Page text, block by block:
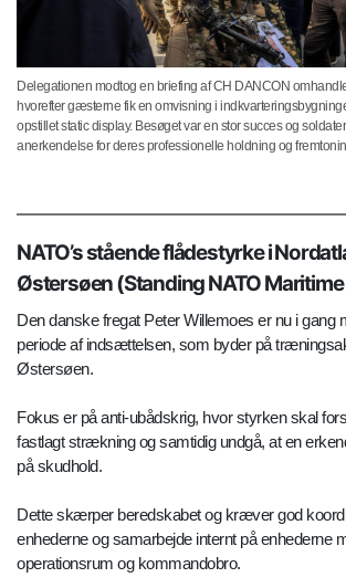
Delegationen modtog en briefing af CH DANCON
hvorefter gæsterne fik en omvisning i
opstillet static display. Besøget var en stor succes og
anerkendelse for deres professionelle holdning og
NATO’s stående flådestyrke i
Østersøen (Standing NATO Maritime
Den danske fregat Peter Willemoes er nu i gang
periode af indsættelsen, som byder på
Østersøen.
Fokus er på anti-ubådskrig, hvor styrken skal
fastlagt strækning og samtidig undgå, at en
på skudhold.
Dette skærper beredskabet og kræver god
enhederne og samarbejde internt på enhederne
operationsrum og kommandobro.